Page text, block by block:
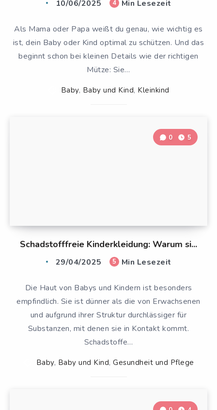
10/06/2025 4 Min Lesezeit
Als Mama oder Papa weißt du genau, wie wichtig es
ist, dein Baby oder Kind optimal zu schützen. Und das
beginnt schon bei kleinen Details wie der richtigen
Mütze: Sie…
Baby, Baby und Kind, Kleinkind
Schadstofffreie Kinderkleidung: Warum si...
0 5
29/04/2025 5 Min Lesezeit
Die Haut von Babys und Kindern ist besonders
empfindlich. Sie ist dünner als die von Erwachsenen
und aufgrund ihrer Struktur durchlässiger für
Substanzen, mit denen sie in Kontakt kommt.
Schadstoffe…
Baby, Baby und Kind,Gesundheit und Pflege